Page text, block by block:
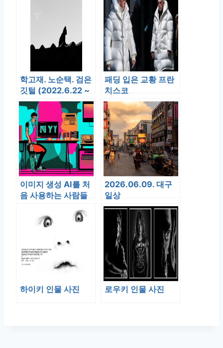
학고재. 노순택. 검은
깃털 (2022.6.22 ~
7.17)
패딩 입은 교황 프란
치스코
이미지 생성 AI를 처
음 사용하는 사람들
2026.06.09. 대구
일상
하이키 인물 사진 로우키 인물 사진